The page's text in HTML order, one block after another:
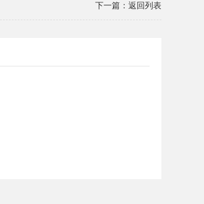
下一篇： 返回列表